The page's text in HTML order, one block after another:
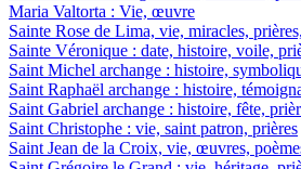
Maria Valtorta : Vie, œuvre
Sainte Rose de Lima, vie, miracles,
Sainte Véronique : date, histoire, voile,
Saint Michel archange : histoire,
Saint Raphaël archange : histoire,
Saint Gabriel archange : histoire, fête,
Saint Christophe : vie, saint patron, prières
Saint Jean de la Croix, vie, œuvres,